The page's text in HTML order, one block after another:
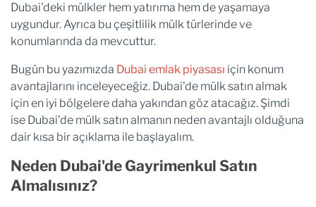
Dubai'deki mülkler hem yatırıma hem de yaşamaya
uygundur. Ayrıca bu çeşitlilik mülk türlerinde ve
konumlarında da mevcuttur.
Bugün bu yazımızda Dubai emlak piyasası için konum
avantajlarını inceleyeceğiz. Dubai'de mülk satın almak
için en iyi bölgelere daha yakından göz atacağız. Şimdi
ise Dubai'de mülk satın almanın neden avantajlı olduğuna
dair kısa bir açıklama ile başlayalım.
Neden Dubai'de Gayrimenkul Satın
Almalısınız?